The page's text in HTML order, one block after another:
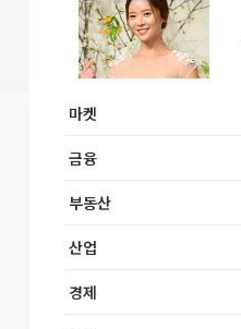
마켓
금융
부동산
산업
경제